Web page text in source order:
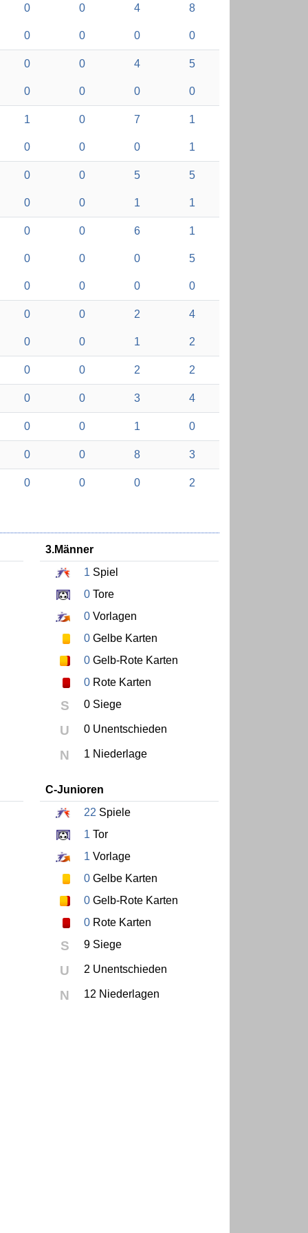
0 0 4 8
0 0 0 0
0 0 4 5
0 0 0 0
1 0 7 1
0 0 0 1
0 0 5 5
0 0 1 1
0 0 6 1
0 0 0 5
0 0 0 0
0 0 2 4
0 0 1 2
0 0 2 2
0 0 3 4
0 0 1 0
0 0 8 3
0 0 0 2
3.Männer
1 Spiel
0 Tore
0 Vorlagen
0 Gelbe Karten
0 Gelb-Rote Karten
0 Rote Karten
S 0 Siege
U 0 Unentschieden
N 1 Niederlage
C-Junioren
22 Spiele
1 Tor
1 Vorlage
0 Gelbe Karten
0 Gelb-Rote Karten
0 Rote Karten
S 9 Siege
U 2 Unentschieden
N 12 Niederlagen